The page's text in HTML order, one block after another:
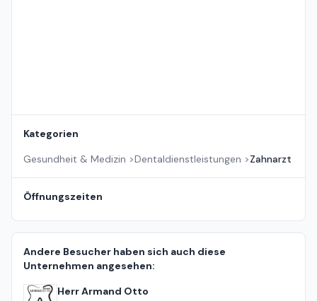
Kategorien
Gesundheit & Medizin >Dentaldienstleistungen >Zahnarzt
Öffnungszeiten
Andere Besucher haben sich auch diese
Unternehmen angesehen:
Herr Armand Otto